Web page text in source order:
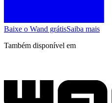
Baixe o Wand grátisSaiba mais
Também disponível em